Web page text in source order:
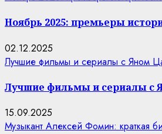
Ноябрь 2025: премьеры
02.12.2025
Лучшие фильмы и сериалы с Яном
Лучшие фильмы и сериалы с
15.09.2025
Музыкант Алексей Фомин: краткая